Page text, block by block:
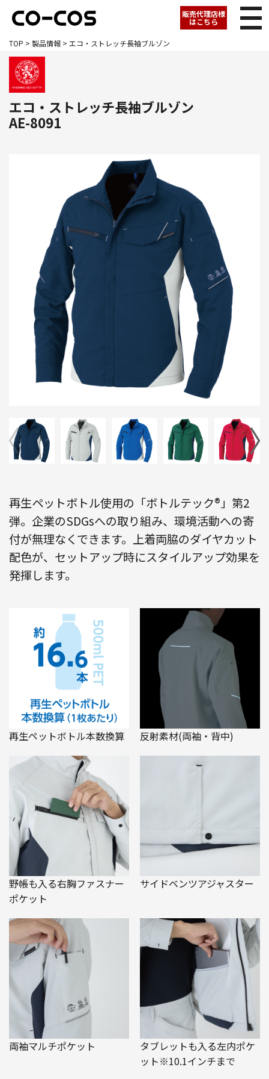
販売代理店様
はこちら
TOP > 製品情報 > エコ・ストレッチ長袖ブルゾン
エコ・ストレッチ長袖ブルゾン
AE-8091
再生ペットボトル使用の「ボトルテック®」第2
弾。企業のSDGsへの取り組み、環境活動への寄
付が無理なくできます。上着両脇のダイヤカット
配色が、セットアップ時にスタイルアップ効果を
発揮します。
再生ペットボトル本数換算 反射素材(両袖・背中)
野帳も入る右胸ファスナー
ポケット
サイドベンツアジャスター
両袖マルチポケット
タブレットも入る左内ポケ
ット※10.1インチまで